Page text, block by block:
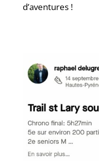
d’aventures !